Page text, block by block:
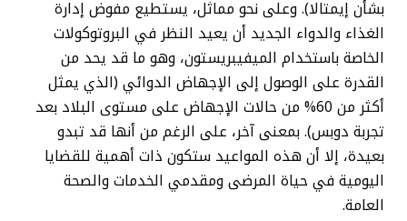
بشأن إيمتالا). وعلى نحو مماثل، يستطيع مفوض إدارة
الغذاء والدواء الجديد أن يعيد النظر في البروتوكولات
الخاصة باستخدام الميفيبريستون، وهو ما قد يحد من
القدرة على الوصول إلى الإجهاض الدوائي (الذي يمثل
أكثر من 60% من حالات الإجهاض على مستوى البلاد بعد
تجربة دوبس). بمعنى آخر، على الرغم من أنها قد تبدو
بعيدة، إلا أن هذه المواعيد ستكون ذات أهمية للقضايا
اليومية في حياة المرضى ومقدمي الخدمات والصحة
العامة.